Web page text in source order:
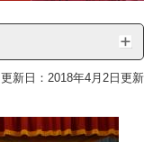
更新日：2018年4月2日更新